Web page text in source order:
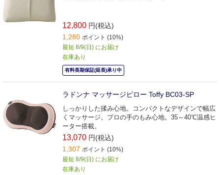
12,800 円(税込)
1,280 ポイント (10%)
最短 8/9(日) にお届け
在庫あり
有料長期保証(延長)承り中
ラドンナ マッサージピロー Toffy BC03-SP
しっかりした揉み心地。コンパクトなデザインで幅広
くマッサージ。プロの手のもみ心地。35～40℃温感ヒ
ーター搭載。
13,070 円(税込)
1,307 ポイント (10%)
最短 8/9(日) にお届け
在庫あり